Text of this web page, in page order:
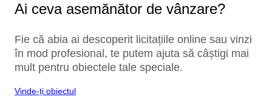
Ai ceva asemănător de vânzare?
Fie că abia ai descoperit licitațiile online sau vinzi
în mod profesional, te putem ajuta să câștigi mai
mult pentru obiectele tale speciale.
Vinde-ți obiectul